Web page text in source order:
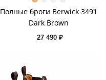
Полные броги Berwick 3491
Dark Brown
27 490 ₽